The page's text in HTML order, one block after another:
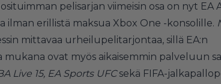
pelisarjan viimeisin osa on nyt EA
ilman erillistä maksua Xbox One -konsolille.
mittavaa urheilupelitarjontaa, sillä EA:n
mukana ovat myös aikaisemmin palveluun
Live 15, EA Sports UFCsekä FIFA-